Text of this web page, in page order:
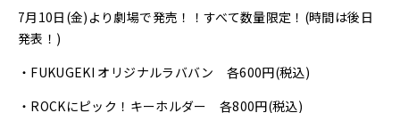
7月10日(金)より劇場で発売！！すべて数量限定！(時間は後日
発表！)
・FUKUGEKI オリジナルラババン 各600円(税込)
・ROCKにピック！キーホルダー 各800円(税込)